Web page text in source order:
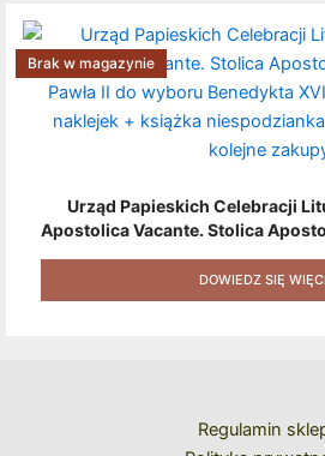
Urząd Papieskich Celebracji
Apostolica Vacante. Stolica
Pawła II Do Wyboru Benedykta
Naklejek + Książka
Kolejne
Brak w magazynie
DOWIEDZ SIĘ
Regulamin